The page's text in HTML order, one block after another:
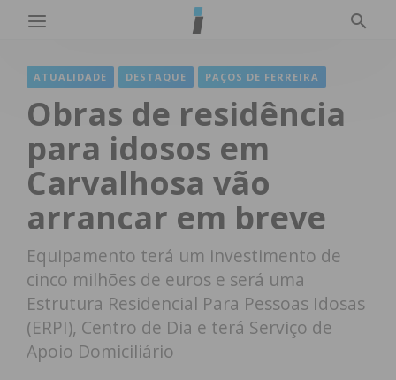
ATUALIDADE DESTAQUE PAÇOS DE FERREIRA
Obras de residência
para idosos em
Carvalhosa vão
arrancar em breve
Equipamento terá um investimento de
cinco milhões de euros e será uma
Estrutura Residencial Para Pessoas Idosas
(ERPI), Centro de Dia e terá Serviço de
Apoio Domiciliário